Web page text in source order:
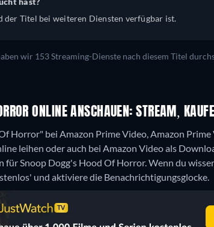
Titel bei weiteren Diensten verfügbar ist.
wir 153 Streaming-Dienste nach diesem Titel
ONLINE ANSCHAUEN: STREAM,
Horror" bei Amazon Prime Video, Amazon
leihen oder auch bei Amazon Video als
Snoop Dogg's Hood Of Horror. Wenn du
und aktiviere die Benachrichtigungsglocke.